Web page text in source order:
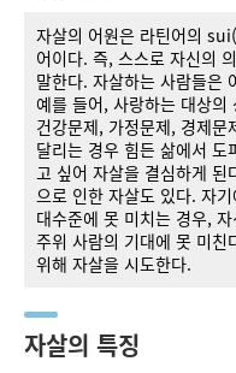
자살의 어원은 라틴어의
어이다. 즉, 스스로 자신의
말한다. 자살하는 사람들은
예를 들어, 사랑하는 대상
건강문제, 가정문제, 경제문
달리는 경우 힘든 삶에서
고 싶어 자살을 결심하게 된
으로 인한 자살도 있다. 자
대수준에 못 미치는 경우,
주위 사람의 기대에 못 미친
위해 자살을 시도한다.
자살의 특징